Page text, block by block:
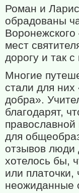
Роман и
обрадованы
мест
дорогу и так
Многие
стали для них
добра».
благодарят,
для
отзывов люди
хотелось бы,
или
неожиданные